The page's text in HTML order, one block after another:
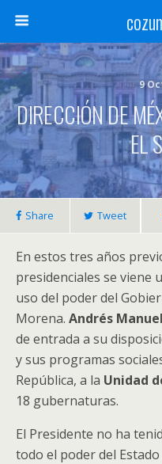
9
DIRECCIÓN DE
EL
Share Tweet
En estos tres años
presidenciales se viene
uso del poder del
Morena. Andrés
de entrada a su
y sus programas
República, a la Unidad
18 gubernaturas.
El Presidente no ha
todo el poder del